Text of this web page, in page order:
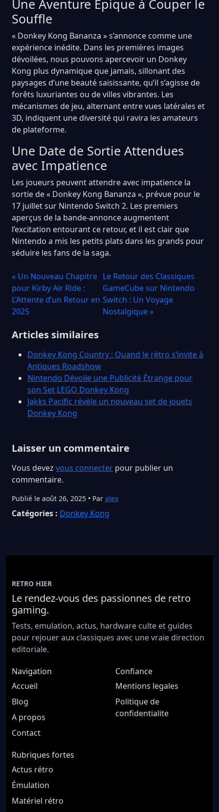
Une Aventure Épique à Couper le
Souffle
« Donkey Kong Bananza » s’annonce comme une
expérience inédite. Dans les premières images
dévoilées, nous pouvons apercevoir un Donkey
Kong plus dynamique que jamais, sillonant des
paysages d’une beauté saisissante, qu’il s’agisse de
forêts luxuriantes ou de villes vibrantes. Les
mécanismes de jeu, alternant entre vues latérales et
3D, indiquent une diversité qui ravira les amateurs
de plateforme.
Une Date de Sortie Attendues
avec Impatience
Les joueurs peuvent attendre avec impatience la
sortie de « Donkey Kong Bananza », prévue pour le
17 juillet sur Nintendo Switch 2. Les premiers
aperçus de la bande-annonce augmentent
l’excitation entourant ce retour, et il est clair que
Nintendo a mis les petits plats dans les grands pour
séduire les fans de la saga.
« Un Nouveau Chapitre
pour Kirby Air Ride :
L’Attente d’un Retour en
2025
Le Retour des Classiques
GameCube sur Nintendo
Switch : Un Voyage
Nostalgique »
Articles similaires
Donkey Kong Country : Quand le rétro s’invite à
Antiques Roadshow
Nintendo Dévoile une Publicité Étrange pour
son Set LEGO Donkey Kong
Jakks Pacific révèle un nouveau set de jouets
Donkey Kong
Laisser un commentaire
Vous devez vous connecter pour publier un
commentaire.
Publié le août 26, 2025 • Par alex
Catégories : Donkey Kong
RETRO HIER
Le rendez-vous des passionnes de retro
gaming.
Tests, emulation, actus, hardware culte et guides
pour rejouer aux classiques avec une vraie direction
editoriale.
Navigation
Accueil
Blog
A propos
Contact
Confiance
Mentions legales
Politique de
confidentialite
Rubriques fortes
Actus rétro
Émulation
Matériel rétro